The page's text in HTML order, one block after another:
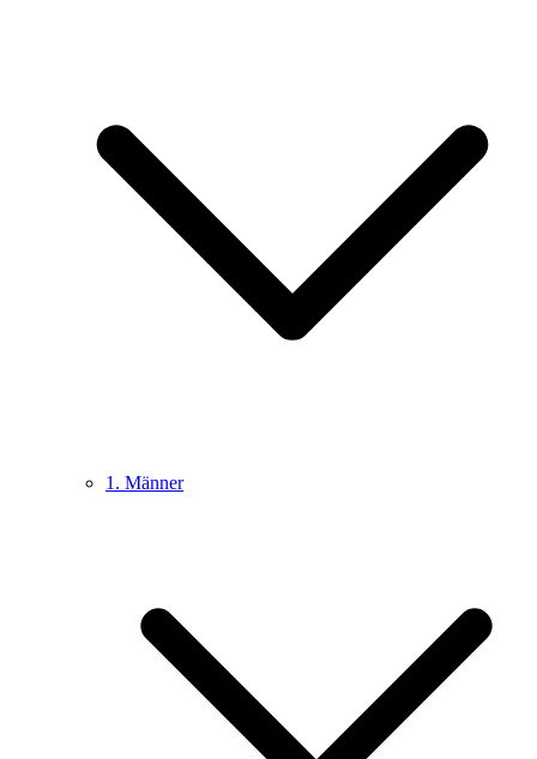
1. Männer